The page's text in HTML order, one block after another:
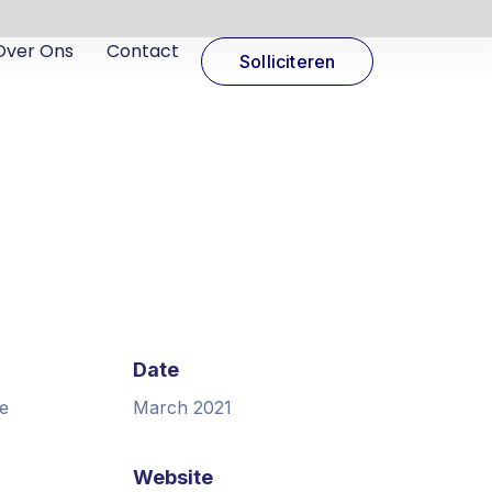
Ons Contact Solliciteren
Date
March 2021
Website